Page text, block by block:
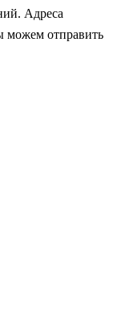
Адреса
можем отправить